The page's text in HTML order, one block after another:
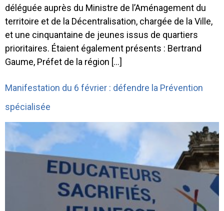
déléguée auprès du Ministre de l’Aménagement du
territoire et de la Décentralisation, chargée de la Ville,
et une cinquantaine de jeunes issus de quartiers
prioritaires. Étaient également présents : Bertrand
Gaume, Préfet de la région […]
Manifestation du 6 février : défendre la Prévention
spécialisée